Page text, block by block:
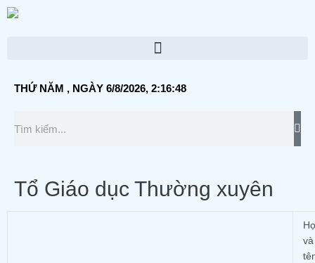
Skip
Menu
THỨ NĂM , NGÀY 6/8/2026, 2:16:49
kiếm
Tổ Giáo dục Thường xuyên
Họ
và